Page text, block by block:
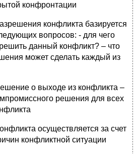
конфронтации
конфликта базируется
вопросов: - для чего
данный конфликт? – что
может сделать каждый из
о выходе из конфликта –
решения для всех
осуществляется за счет
конфликтной ситуации